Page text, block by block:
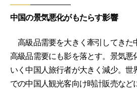
中国の景気悪化がもたらす影響
高級品需要を大きく牽引してきた
高級品需要にも影を落とす。景気悪
いく中国人旅行者が大きく減少。世
での中国人観光客向け時計販売など